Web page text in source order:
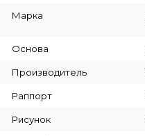
Марка
Основа
Производитель
Раппорт
Рисунок